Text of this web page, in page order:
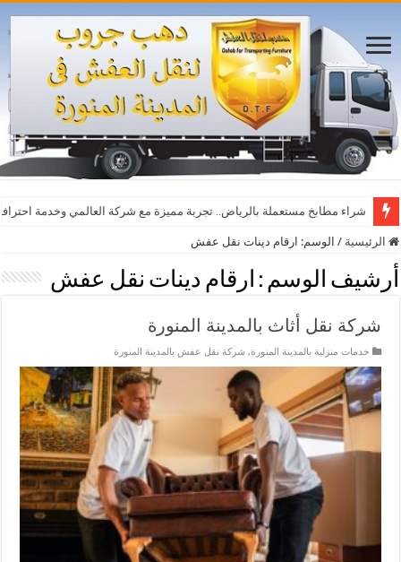
شراء مطابخ مستعملة بالرياض.. تجربة مميزة مع شركة العالمي وخدمة
الرئيسية / الوسم: ارقام دينات نقل عفش
أرشيف الوسم : ارقام دينات نقل عفش
شركة نقل أثاث بالمدينة المنورة
خدمات منزلية بالمدينة المنورة,شركة نقل عفش بالمدينة المنورة